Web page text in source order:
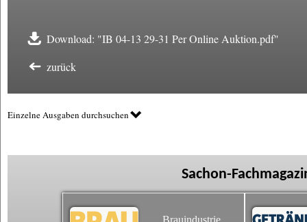
Download: "IB 04-13 29-31 Per Online Auktion.pdf"
zurück
Einzelne Ausgaben durchsuchen
Sachon-
Brauindustrie